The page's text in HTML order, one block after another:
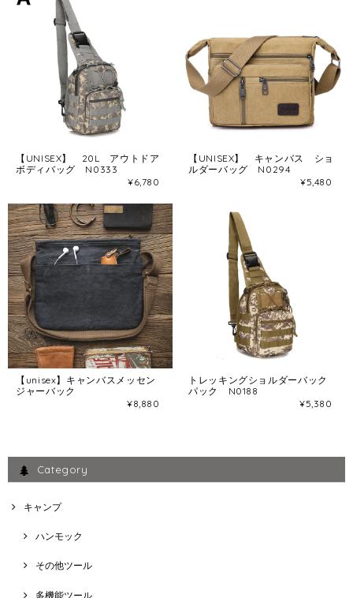
【UNISEX】 20L アウトドア
ボディバッグ N0333
¥6,780
【UNISEX】 キャンバス ショ
ルダーバッグ N0294
¥5,480
【unisex】キャンバスメッセン
ジャーバック
¥8,880
トレッキングショルダーバック
パック N0188
¥5,380
Category
キャンプ
ハンモック
その他ツール
多機能ツール